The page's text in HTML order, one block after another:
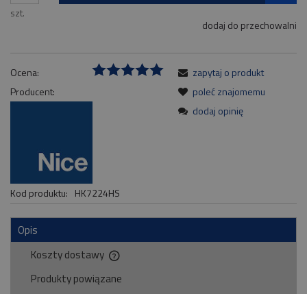
szt.
dodaj do przechowalni
Ocena:
Producent:
Kod produktu: HK7224HS
zapytaj o produkt
poleć znajomemu
dodaj opinię
Opis
Koszty dostawy
Cena nie zawiera ewentualnych kosztów płatności
Produkty powiązane